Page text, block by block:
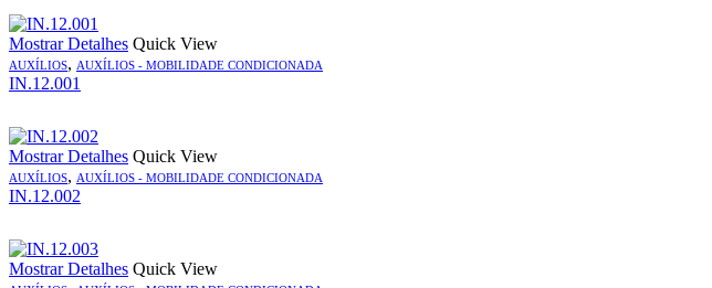
Mostrar Detalhes Quick View
AUXÍLIOS, AUXÍLIOS - MOBILIDADE CONDICIONADA
IN.12.001
Mostrar Detalhes Quick View
AUXÍLIOS, AUXÍLIOS - MOBILIDADE CONDICIONADA
IN.12.002
Mostrar Detalhes Quick View